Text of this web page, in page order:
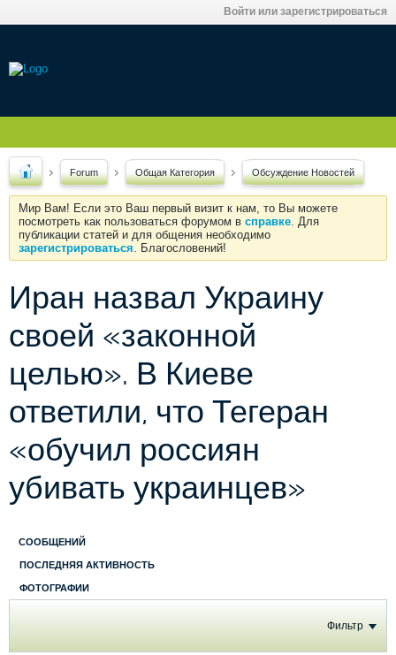
Войти или зарегистрироваться
Forum Общая Категория Обсуждение Новостей
Мир Вам! Если это Ваш первый визит к нам, то Вы можете
посмотреть как пользоваться форумом в справке. Для
публикации статей и для общения необходимо
зарегистрироваться. Благословений!
Иран назвал Украину
своей «законной
целью». В Киеве
ответили, что Тегеран
«обучил россиян
убивать украинцев»
СООБЩЕНИЙ
ПОСЛЕДНЯЯ АКТИВНОСТЬ
ФОТОГРАФИИ
Фильтр